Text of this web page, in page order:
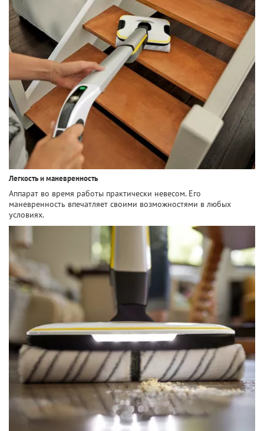
Легкость и маневренность
Аппарат во время работы практически невесом. Его
маневренность впечатляет своими возможностями в любых
условиях.